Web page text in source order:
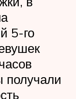
5-го
получали